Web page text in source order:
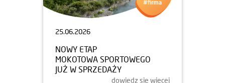
25.06.2026
NOWY ETAP
MOKOTOWA SPORTOWEGO
JUŻ W SPRZEDAŻY
dowiedz się więcej